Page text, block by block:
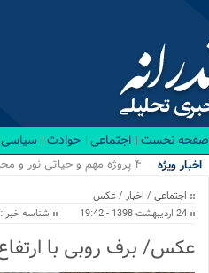
صفحه نخست اجتماعی حوادث سیاسی
اخبار ویژه ۴ پروژه مهم و حیاتی نور و محمودآباد جان دوباره گرفتند/ از بیمارستان نور و نیروگا...
اجتماعی / اخبار / عکس
24 اردیبهشت 1398 - 19:42
شناسه خبر : 123742
عکس/ برف روبی با ارتفاع ۱۰